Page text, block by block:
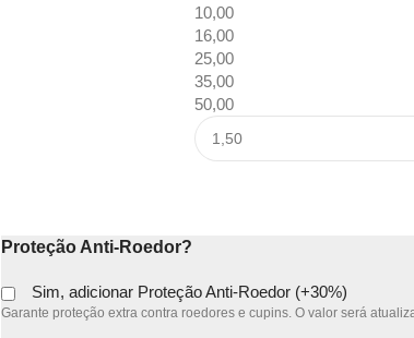
10,00
16,00
25,00
35,00
50,00
Proteção Anti-Roedor?
Sim, adicionar Proteção Anti-Roedor (+30%)
Garante proteção extra contra roedores e cupins. O valor será